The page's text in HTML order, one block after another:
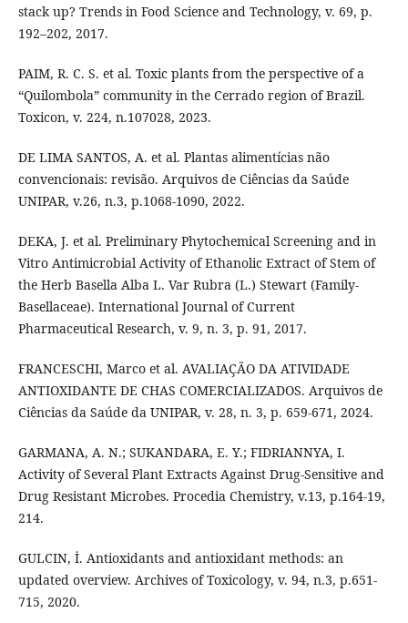
stack up? Trends in Food Science and Technology, v. 69, p.
192–202, 2017.
PAIM, R. C. S. et al. Toxic plants from the perspective of a
“Quilombola” community in the Cerrado region of Brazil.
Toxicon, v. 224, n.107028, 2023.
DE LIMA SANTOS, A. et al. Plantas alimentícias não
convencionais: revisão. Arquivos de Ciências da Saúde
UNIPAR, v.26, n.3, p.1068-1090, 2022.
DEKA, J. et al. Preliminary Phytochemical Screening and in
Vitro Antimicrobial Activity of Ethanolic Extract of Stem of
the Herb Basella Alba L. Var Rubra (L.) Stewart (Family-
Basellaceae). International Journal of Current
Pharmaceutical Research, v. 9, n. 3, p. 91, 2017.
FRANCESCHI, Marco et al. AVALIAÇÃO DA ATIVIDADE
ANTIOXIDANTE DE CHAS COMERCIALIZADOS. Arquivos de
Ciências da Saúde da UNIPAR, v. 28, n. 3, p. 659-671, 2024.
GARMANA, A. N.; SUKANDARA, E. Y.; FIDRIANNYA, I.
Activity of Several Plant Extracts Against Drug-Sensitive and
Drug Resistant Microbes. Procedia Chemistry, v.13, p.164-19,
214.
GULCIN, İ. Antioxidants and antioxidant methods: an
updated overview. Archives of Toxicology, v. 94, n.3, p.651-
715, 2020.